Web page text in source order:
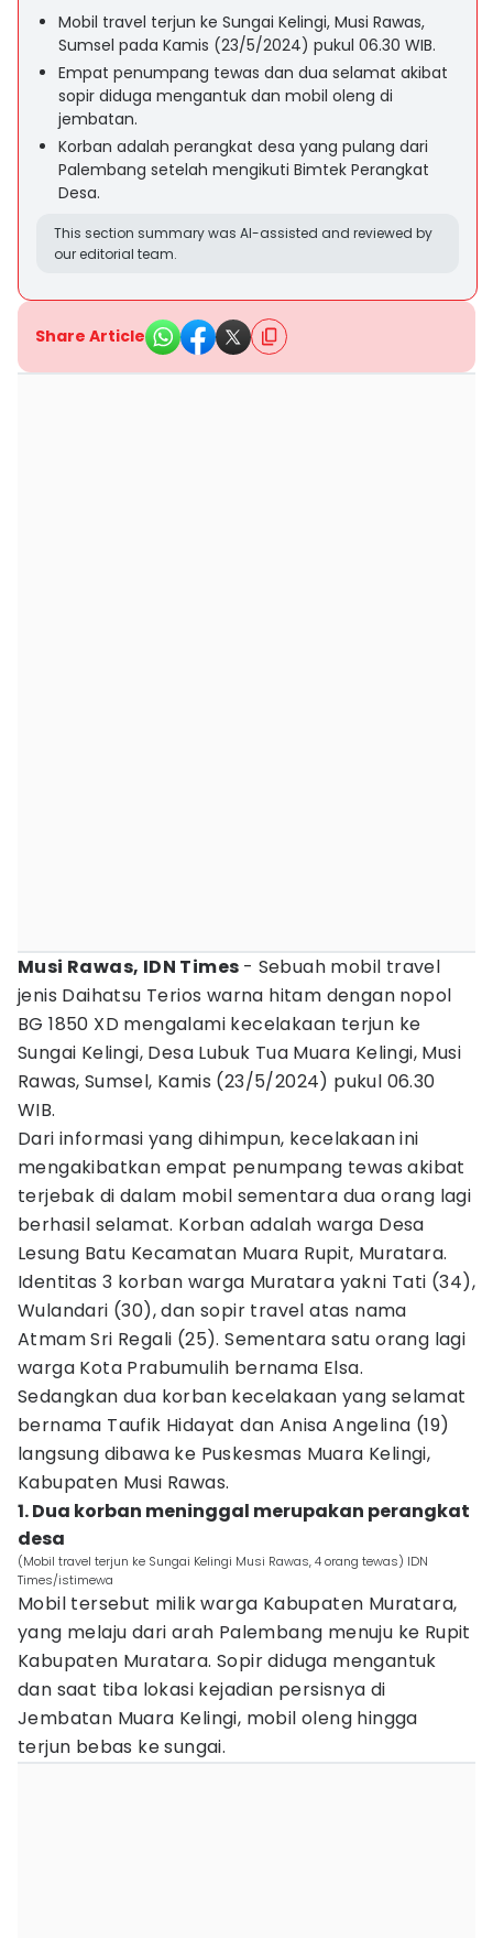
Mobil travel terjun ke Sungai Kelingi, Musi Rawas,
Sumsel pada Kamis (23/5/2024) pukul 06.30 WIB.
Empat penumpang tewas dan dua selamat akibat
sopir diduga mengantuk dan mobil oleng di
jembatan.
Korban adalah perangkat desa yang pulang dari
Palembang setelah mengikuti Bimtek Perangkat
Desa.
This section summary was AI-assisted and reviewed by
our editorial team.
Share Article
Musi Rawas, IDN Times - Sebuah mobil travel
jenis Daihatsu Terios warna hitam dengan nopol
BG 1850 XD mengalami kecelakaan terjun ke
Sungai Kelingi, Desa Lubuk Tua Muara Kelingi, Musi
Rawas, Sumsel, Kamis (23/5/2024) pukul 06.30
WIB.
Dari informasi yang dihimpun, kecelakaan ini
mengakibatkan empat penumpang tewas akibat
terjebak di dalam mobil sementara dua orang lagi
berhasil selamat. Korban adalah warga Desa
Lesung Batu Kecamatan Muara Rupit, Muratara.
Identitas 3 korban warga Muratara yakni Tati (34),
Wulandari (30), dan sopir travel atas nama
Atmam Sri Regali (25). Sementara satu orang lagi
warga Kota Prabumulih bernama Elsa.
Sedangkan dua korban kecelakaan yang selamat
bernama Taufik Hidayat dan Anisa Angelina (19)
langsung dibawa ke Puskesmas Muara Kelingi,
Kabupaten Musi Rawas.
1. Dua korban meninggal merupakan perangkat
desa
(Mobil travel terjun ke Sungai Kelingi Musi Rawas, 4 orang tewas) IDN
Times/istimewa
Mobil tersebut milik warga Kabupaten Muratara,
yang melaju dari arah Palembang menuju ke Rupit
Kabupaten Muratara. Sopir diduga mengantuk
dan saat tiba lokasi kejadian persisnya di
Jembatan Muara Kelingi, mobil oleng hingga
terjun bebas ke sungai.